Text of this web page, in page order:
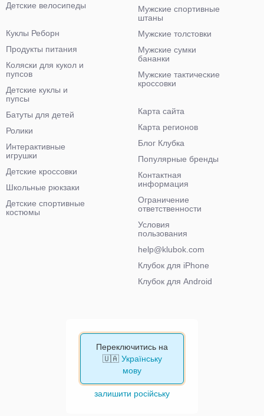
Детские велосипеды
Мужские спортивные
штаны
Мужские толстовки
Мужские сумки
бананки
Мужские тактические
кроссовки
Куклы Реборн
Продукты питания
Коляски для кукол и
пупсов
Детские куклы и
пупсы
Батуты для детей
Ролики
Интерактивные
игрушки
Детские кроссовки
Школьные рюкзаки
Детские спортивные
костюмы
Карта сайта
Карта регионов
Блог Клубка
Популярные бренды
Контактная
информация
Ограничение
ответственности
Условия
пользования
help@klubok.com
Клубок для iPhone
Клубок для Android
Переключитись на
🇺🇦 Українську
мову
залишити російську